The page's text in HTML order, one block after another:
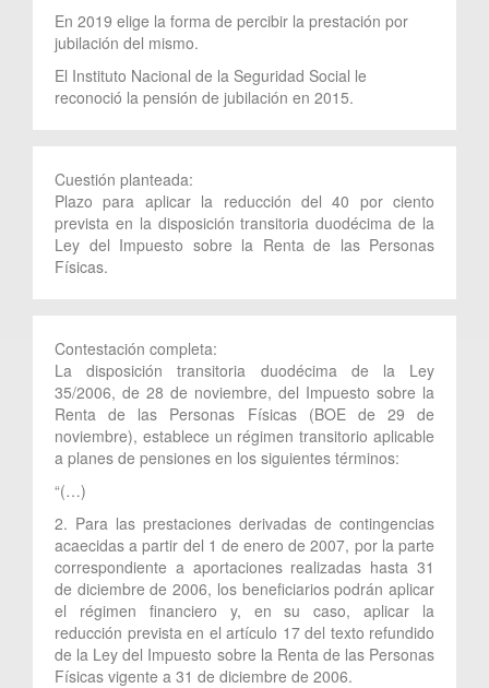
En 2019 elige la forma de percibir la prestación por
jubilación del mismo.
El Instituto Nacional de la Seguridad Social le
reconoció la pensión de jubilación en 2015.
Cuestión planteada:
Plazo para aplicar la reducción del 40 por ciento
prevista en la disposición transitoria duodécima de la
Ley del Impuesto sobre la Renta de las Personas
Físicas.
Contestación completa:
La disposición transitoria duodécima de la Ley
35/2006, de 28 de noviembre, del Impuesto sobre la
Renta de las Personas Físicas (BOE de 29 de
noviembre), establece un régimen transitorio aplicable
a planes de pensiones en los siguientes términos:
“(…)
2. Para las prestaciones derivadas de contingencias
acaecidas a partir del 1 de enero de 2007, por la parte
correspondiente a aportaciones realizadas hasta 31
de diciembre de 2006, los beneficiarios podrán aplicar
el régimen financiero y, en su caso, aplicar la
reducción prevista en el artículo 17 del texto refundido
de la Ley del Impuesto sobre la Renta de las Personas
Físicas vigente a 31 de diciembre de 2006.